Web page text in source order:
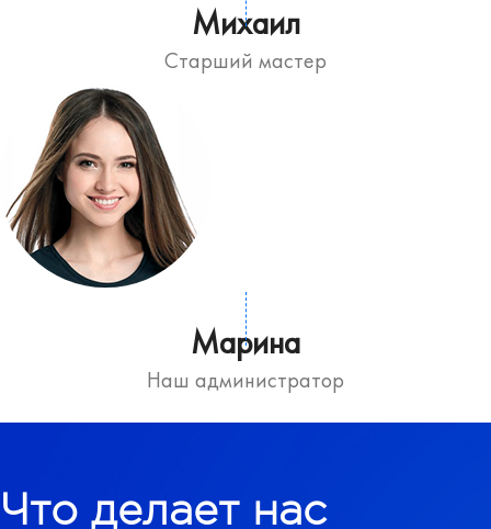
Михаил
Старший мастер
Марина
Наш администратор
Что делает нас